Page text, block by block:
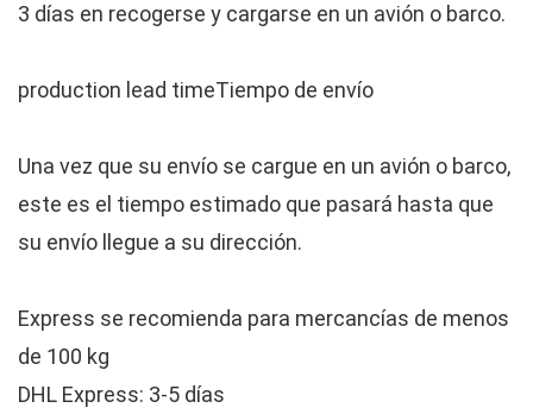
3 días en recogerse y cargarse en un avión o barco.
Tiempo de envío
Una vez que su envío se cargue en un avión o barco,
este es el tiempo estimado que pasará hasta que
su envío llegue a su dirección.
Express se recomienda para mercancías de menos
de 100 kg
DHL Express: 3-5 días